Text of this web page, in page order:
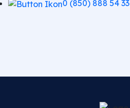
0 (850) 888 54 33